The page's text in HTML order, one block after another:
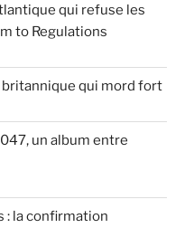
qui refuse les
to Regulations
qui mord fort
un album entre
: la confirmation